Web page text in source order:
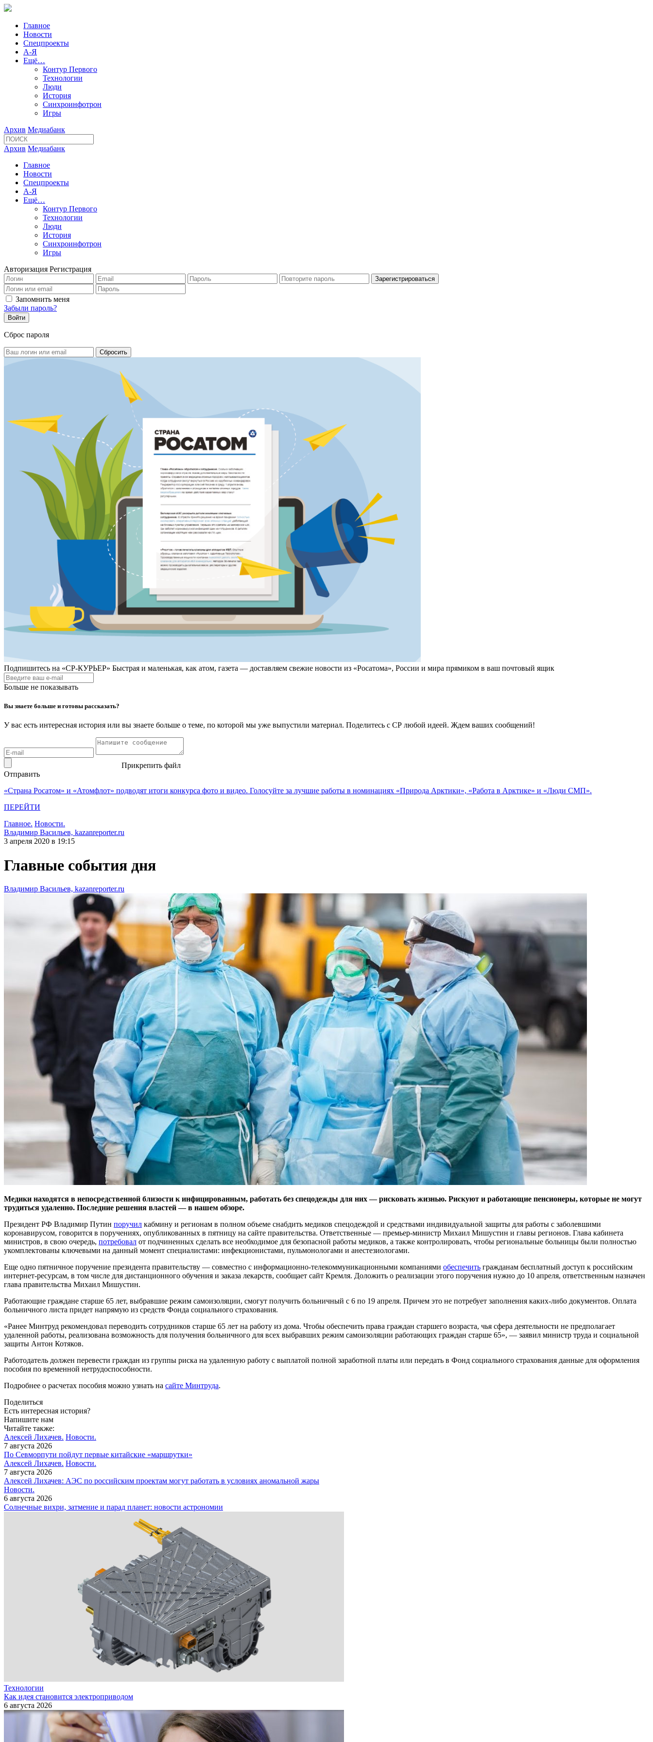
Главное
Новости
Спецпроекты
А-Я
Ещё…
Контур Первого
Технологии
Люди
История
Синхроинфотрон
Игры
Архив Медиабанк
Архив Медиабанк
Главное
Новости
Спецпроекты
А-Я
Ещё…
Контур Первого
Технологии
Люди
История
Синхроинфотрон
Игры
Авторизация Регистрация
Запомнить меня
Забыли пароль?
Сброс пароля
Подпишитесь на «СР-КУРЬЕР» Быстрая и маленькая, как атом, газета — доставляем свежие новости из «Росатома», России и мира прямиком в ваш почтовый ящик
Больше не показывать
Вы знаете больше и готовы рассказать?
У вас есть интересная история или вы знаете больше о теме, по которой мы уже выпустили материал. Поделитесь с СР любой идеей. Ждем ваших сообщений!
Прикрепить файл
Отправить
«Страна Росатом» и «Атомфлот» подводят итоги конкурса фото и видео. Голосуйте за лучшие работы в номинациях «Природа Арктики», «Работа в Арктике» и «Люди СМП».
ПЕРЕЙТИ
Главное. Новости.
Владимир Васильев, kazanreporter.ru
3 апреля 2020 в 19:15
Главные события дня
Владимир Васильев, kazanreporter.ru
Медики находятся в непосредственной близости к инфицированным, работать без спецодежды для них — рисковать жизнью. Рискуют и работающие пенсионеры, которые не могут
трудиться удаленно. Последние решения властей — в нашем обзоре.
Президент РФ Владимир Путин поручил кабмину и регионам в полном объеме снабдить медиков спецодеждой и средствами индивидуальной защиты для работы с заболевшими
коронавирусом, говорится в поручениях, опубликованных в пятницу на сайте правительства. Ответственные — премьер-министр Михаил Мишустин и главы регионов. Глава кабинета
министров, в свою очередь, потребовал от подчиненных сделать все необходимое для безопасной работы медиков, а также контролировать, чтобы региональные больницы были полностью
укомплектованы ключевыми на данный момент специалистами: инфекционистами, пульмонологами и анестезиологами.
Еще одно пятничное поручение президента правительству — совместно с информационно-телекоммуникационными компаниями обеспечить гражданам бесплатный доступ к российским
интернет-ресурсам, в том числе для дистанционного обучения и заказа лекарств, сообщает сайт Кремля. Доложить о реализации этого поручения нужно до 10 апреля, ответственным назначен
глава правительства Михаил Мишустин.
Работающие граждане старше 65 лет, выбравшие режим самоизоляции, смогут получить больничный с 6 по 19 апреля. Причем это не потребует заполнения каких-либо документов. Оплата
больничного листа придет напрямую из средств Фонда социального страхования.
«Ранее Минтруд рекомендовал переводить сотрудников старше 65 лет на работу из дома. Чтобы обеспечить права граждан старшего возраста, чья сфера деятельности не предполагает
удаленной работы, реализована возможность для получения больничного для всех выбравших режим самоизоляции работающих граждан старше 65», — заявил министр труда и социальной
защиты Антон Котяков.
Работодатель должен перевести граждан из группы риска на удаленную работу с выплатой полной заработной платы или передать в Фонд социального страхования данные для оформления
пособия по временной нетрудоспособности.
Подробнее о расчетах пособия можно узнать на сайте Минтруда.
Поделиться
Есть интересная история?
Напишите нам
Читайте также:
Алексей Лихачев. Новости.
7 августа 2026
По Севморпути пойдут первые китайские «маршрутки»
Алексей Лихачев. Новости.
7 августа 2026
Алексей Лихачев: АЭС по российским проектам могут работать в условиях аномальной жары
Новости.
6 августа 2026
Солнечные вихри, затмение и парад планет: новости астрономии
Технологии
Как идея становится электроприводом
6 августа 2026